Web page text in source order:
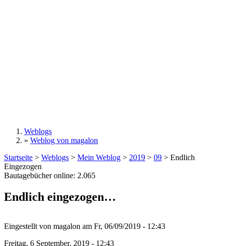
Sie sind hier
Weblogs
» Weblog von magalon
Startseite > Weblogs > Mein Weblog > 2019 > 09 > Endlich
Eingezogen
Bautagebücher online: 2.065
Endlich eingezogen…
Eingestellt von magalon am Fr, 06/09/2019 - 12:43
Freitag, 6 September, 2019 - 12:43